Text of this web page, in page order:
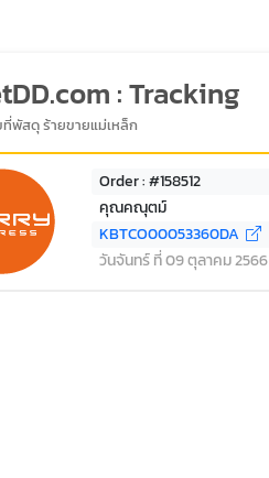
: Tracking
ที่พัสดุ ร้ายขายแม่เหล็ก
Order : #158512
คุณคณุตม์
KBTCO00053360DA
วันจันทร์ ที่ 09 ตุลาคม 2566